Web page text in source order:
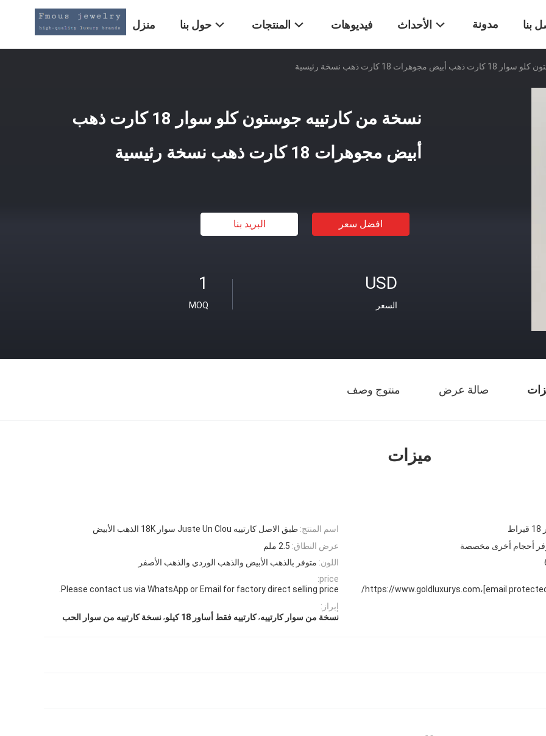
منزل حول بنا المنتجات فيديوهات الأحداث مدونة بنا
18 كارت ذهب نسخة رئيسية
نسخة من كارتييه جوستون كلو سوار 18 كارت ذهب
أبيض مجوهرات 18 كارت ذهب نسخة رئيسية
افضل سعر البريد بنا
1
MOQ
USD
السعر
صالة عرض منتوج وصف
ميزات
اسم المنتج: طبق الاصل كارتييه Juste Un Clou سوار 18K الذهب الأبيض
عرض النطاق: 2.5 ملم
اللون: متوفر بالذهب الأبيض والذهب الوردي والذهب الأصفر
price:
Please contact us via WhatsApp or Email for factory direct selling price.
إبراز:
نسخة من سوار كارتييه,كارتييه فقط أساور 18 كيلو ,نسخة كارتييه من سوار الحب